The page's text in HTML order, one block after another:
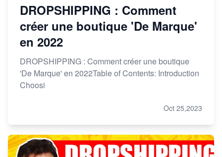
DROPSHIPPING : Comment
créer une boutique 'De Marque'
en 2022
DROPSHIPPING : Comment créer une boutique
'De Marque' en 2022Table of Contents: Introduction
Choosi
Oct 25,2023